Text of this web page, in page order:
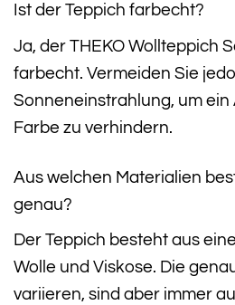
Ist der Teppich farbecht?
Ja, der THEKO Wollteppich
farbecht. Vermeiden Sie
Sonneneinstrahlung, um
Farbe zu verhindern.
Aus welchen Materialien
genau?
Der Teppich besteht aus
Wolle und Viskose. Die
variieren, sind aber immer